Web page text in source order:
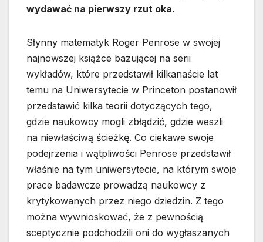
wydawać na pierwszy rzut oka.
Słynny matematyk Roger Penrose w swojej
najnowszej książce bazującej na serii
wykładów, które przedstawił kilkanaście lat
temu na Uniwersytecie w Princeton postanowił
przedstawić kilka teorii dotyczących tego,
gdzie naukowcy mogli zbłądzić, gdzie weszli
na niewłaściwą ścieżkę. Co ciekawe swoje
podejrzenia i wątpliwości Penrose przedstawił
właśnie na tym uniwersytecie, na którym swoje
prace badawcze prowadzą naukowcy z
krytykowanych przez niego dziedzin. Z tego
można wywnioskować, że z pewnością
sceptycznie podchodzili oni do wygłaszanych